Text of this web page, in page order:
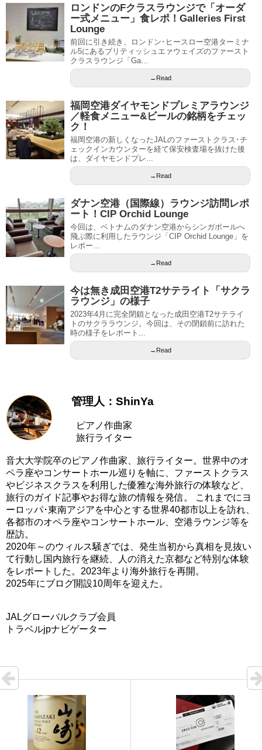
ロンドンのFクラスラウンジで「オーダ
ー式メニュー」食レポ！Galleries First
Lounge
前回に引き続き、ロンドン･ヒースロー空港ターミナ
ル5にあるブリティッシュエァウェイズのファースト
クラスラウンジ「Ga...
→Read
福岡空港ダイヤモンドプレミアラウンジ
／軽食メニュー&ビールの銘柄をチェッ
ク！
福岡空港の新しくなったJALのファーストクラス･チ
ェックインカウンターを経て保安検査場を抜けた後
は、ダイヤモンドプレ...
→Read
ダナン空港（国際線）ラウンジ訪問レポ
ート！CIP Orchid Lounge
今回は、ベトナムのダナン空港からシンガポールへ
飛ぶ際に利用したラウンジ「CIP Orchid Lounge」を
レポー...
→Read
今は無き成田空港T2サテライト「サクラ
ラウンジ」の様子
2023年4月に完全閉鎖となった成田空港T2サテライ
トのサクララウンジ。今回は、その閉鎖前に訪れた
時の様子をレポート...
→Read
管理人：ShinYa
ピアノ作曲家
旅行ライター
音大大学院卒のピアノ作曲家、旅行ライター。世界中のオ
ペラ座やコンサートホール巡りを軸に、ファーストクラス
やビジネスクラスを利用した優雅な海外旅行の体験など、
旅行のガイド記事やお得な旅の情報を発信。 これまでにヨ
ーロッパ･東南アジアを中心とする世界40都市以上を訪れ、
各都市のオペラ座やコンサートホール、空港ラウンジ等を
歴訪。
2020年～のウィルス騒ぎでは、発生当初から真相を見抜い
て行動し国内旅行を継続、人の消えた京都など特別な体験
をレポートした。2023年より海外旅行を再開。
2025年にブログ開設10周年を迎えた。
JALグローバルクラブ会員
トラベルjpナビゲーター